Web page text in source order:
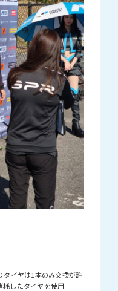
タイヤは1本のみ交換が許
したタイヤを使用